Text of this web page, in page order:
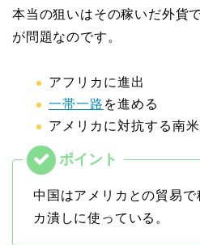
本当の狙いはその稼いだ外貨
が問題なのです。
アフリカに進出
一帯一路 を進める
アメリカに対抗する南
中国はアメリカとの貿易で
カ潰しに使っている。